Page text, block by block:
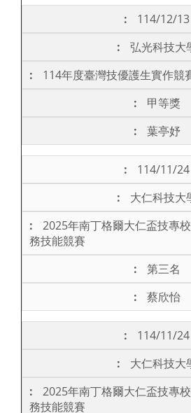
114/12/13
弘光科技大
114年度臺灣技優護生實作競
甲等獎
葉亭妤
114/11/24
大仁科技大
2025年南丁格爾大仁盃技專
務技能競賽
第三名
蔡欣怡
114/11/24
大仁科技大
2025年南丁格爾大仁盃技專
務技能競賽